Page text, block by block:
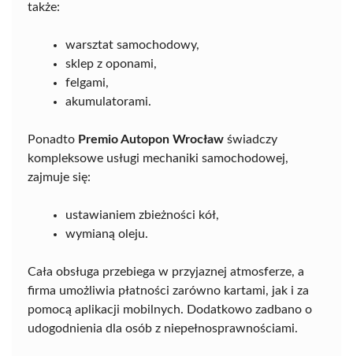
także:
warsztat samochodowy,
sklep z oponami,
felgami,
akumulatorami.
Ponadto Premio Autopon Wrocław świadczy
kompleksowe usługi mechaniki samochodowej,
zajmuje się:
ustawianiem zbieżności kół,
wymianą oleju.
Cała obsługa przebiega w przyjaznej atmosferze, a
firma umożliwia płatności zarówno kartami, jak i za
pomocą aplikacji mobilnych. Dodatkowo zadbano o
udogodnienia dla osób z niepełnosprawnościami.